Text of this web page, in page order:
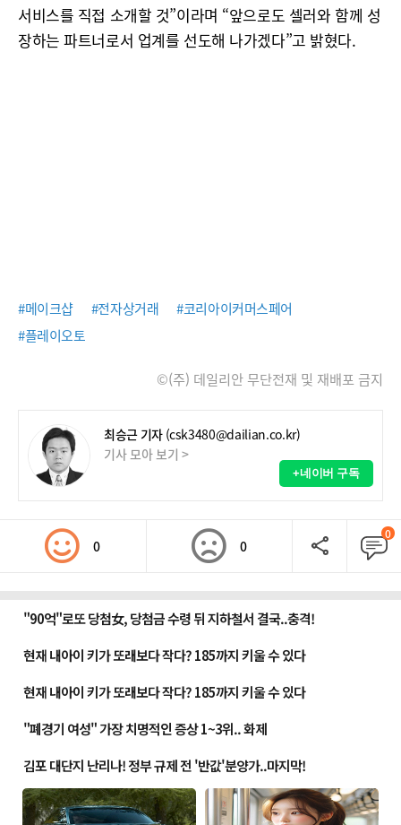
서비스를 직접 소개할 것”이라며 “앞으로도 셀러와 함께 성
장하는 파트너로서 업계를 선도해 나가겠다”고 밝혔다.
#메이크샵 #전자상거래
#코리아이커머스페어
#플레이오토
©(주) 데일리안 무단전재 및 재배포 금지
최승근 기자 (csk3480@dailian.co.kr)
기사 모아 보기 >
+네이버 구독
0 0
0